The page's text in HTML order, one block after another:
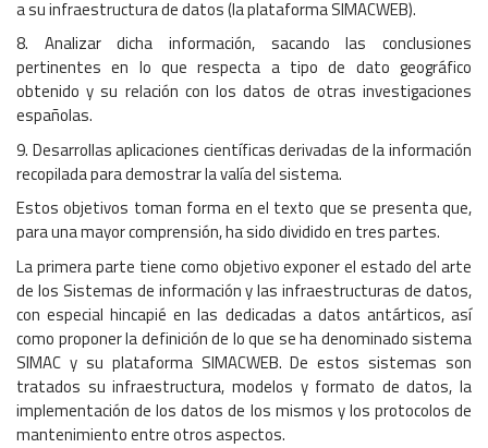
a su infraestructura de datos (la plataforma SIMACWEB).
8. Analizar dicha información, sacando las conclusiones
pertinentes en lo que respecta a tipo de dato geográfico
obtenido y su relación con los datos de otras investigaciones
españolas.
9. Desarrollas aplicaciones científicas derivadas de la información
recopilada para demostrar la valía del sistema.
Estos objetivos toman forma en el texto que se presenta que,
para una mayor comprensión, ha sido dividido en tres partes.
La primera parte tiene como objetivo exponer el estado del arte
de los Sistemas de información y las infraestructuras de datos,
con especial hincapié en las dedicadas a datos antárticos, así
como proponer la definición de lo que se ha denominado sistema
SIMAC y su plataforma SIMACWEB. De estos sistemas son
tratados su infraestructura, modelos y formato de datos, la
implementación de los datos de los mismos y los protocolos de
mantenimiento entre otros aspectos.